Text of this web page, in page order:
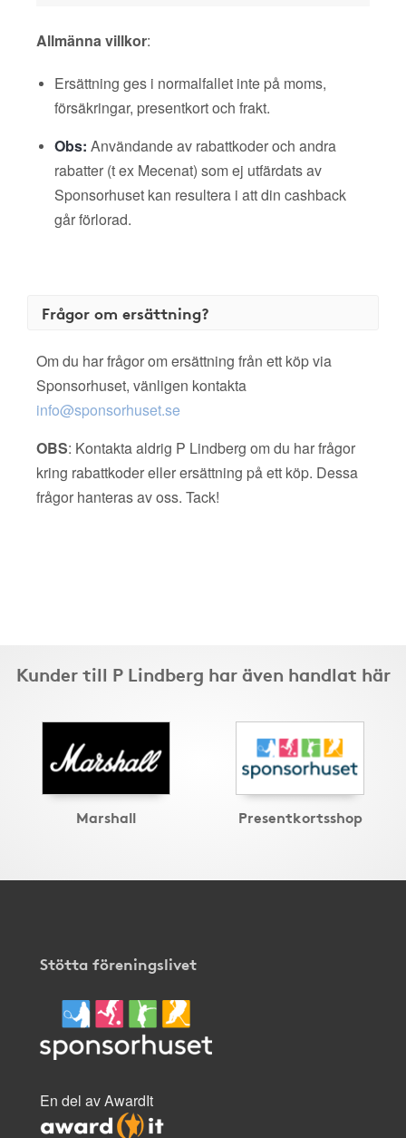
Allmänna villkor:
Ersättning ges i normalfallet inte på moms,
försäkringar, presentkort och frakt.
Obs: Användande av rabattkoder och andra
rabatter (t ex Mecenat) som ej utfärdats av
Sponsorhuset kan resultera i att din cashback
går förlorad.
Frågor om ersättning?
Om du har frågor om ersättning från ett köp via
Sponsorhuset, vänligen kontakta
info@sponsorhuset.se
OBS: Kontakta aldrig P Lindberg om du har frågor
kring rabattkoder eller ersättning på ett köp. Dessa
frågor hanteras av oss. Tack!
Kunder till P Lindberg har även handlat här
Marshall Presentkortsshop
Stötta föreningslivet
En del av AwardIt